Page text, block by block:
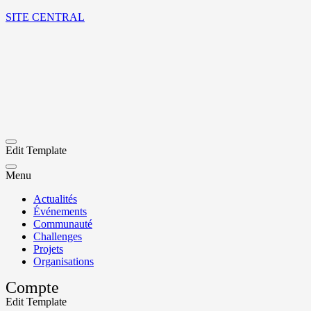
SITE CENTRAL
Edit Template
Menu
Actualités
Événements
Communauté
Challenges
Projets
Organisations
Compte
Edit Template